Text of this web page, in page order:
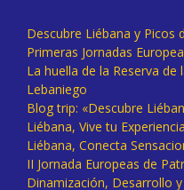
Descubre Liébana y Picos
Primeras Jornadas
La huella de la Reserva
Lebaniego
Blog trip: «Descubre
Liébana, Vive tu Experiencia
Liébana, Conecta
II Jornada Europeas de
Dinamización, Desarrollo